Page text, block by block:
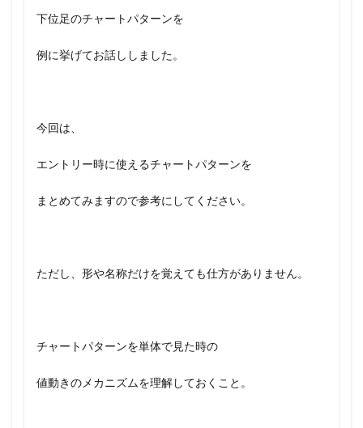
下位足のチャートパターンを
例に挙げてお話ししました。
今回は、
エントリー時に使えるチャートパターンを
まとめてみますので参考にしてください。
ただし、形や名称だけを覚えても仕方がありません。
チャートパターンを単体で見た時の
値動きのメカニズムを理解しておくこと。